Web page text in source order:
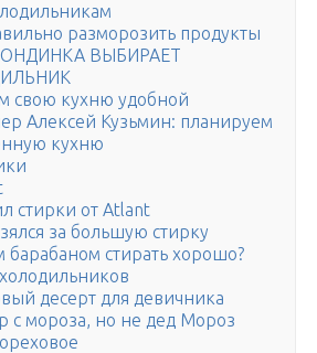
разморозить продукты
ВЫБИРАЕТ
свою кухню удобной
Алексей Кузьмин: планируем
кухню
стирки от Atlant
за большую стирку
барабаном стирать хорошо?
десерт для девичника
с мороза, но не дед Мороз